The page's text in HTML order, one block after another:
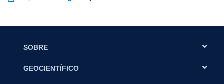
SOBRE
GEOCIENTÍFICO